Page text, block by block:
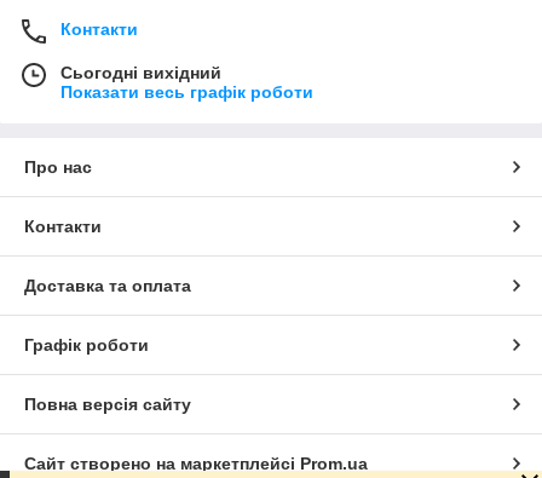
Контакти
Сьогодні вихідний
Показати весь графік роботи
Про нас
Контакти
Доставка та оплата
Графік роботи
Повна версія сайту
Сайт створено на маркетплейсі Prom.ua